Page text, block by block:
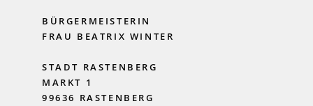
BÜRGERMEISTERIN
FRAU BEATRIX WINTER
STADT RASTENBERG
MARKT 1
99636 RASTENBERG